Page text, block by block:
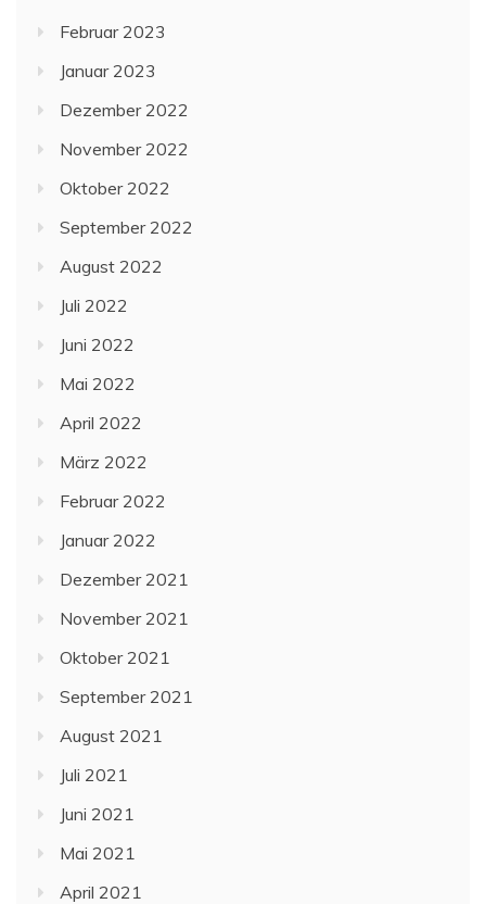
Februar 2023
Januar 2023
Dezember 2022
November 2022
Oktober 2022
September 2022
August 2022
Juli 2022
Juni 2022
Mai 2022
April 2022
März 2022
Februar 2022
Januar 2022
Dezember 2021
November 2021
Oktober 2021
September 2021
August 2021
Juli 2021
Juni 2021
Mai 2021
April 2021